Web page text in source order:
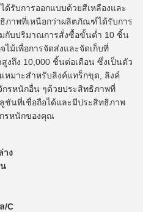
รับการออกแบบด้วยสีเหลืองและ
ภาพที่เหนือกว่าผลิตภัณฑ์ได้รับการ
มกับปริมาณการสั่งซื้อขั้นต่ำ 10 ชิ้น
ไม้เพื่อการจัดส่งและจัดเก็บที่
งถึง 10,000 ชิ้นต่อเดือน ซึ่งเป็นตัว
หมาะสำหรับลิงค์แทร็กขุด, ลิงค์
รหนักอื่น ๆด้วยประสิทธิภาพที่
ชันที่เชื่อถือได้และมีประสิทธิภาพ
กรหนักของคุณ
าง
/C